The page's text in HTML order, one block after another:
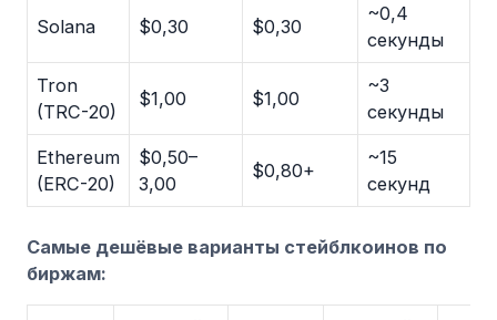
Solana $0,30 $0,30
~0,4
секунды
Tron
(TRC-20)
$1,00 $1,00
~3
секунды
Ethereum
(ERC-20)
$0,50–
3,00
$0,80+
~15
секунд
Самые дешёвые варианты стейблкоинов по
биржам: